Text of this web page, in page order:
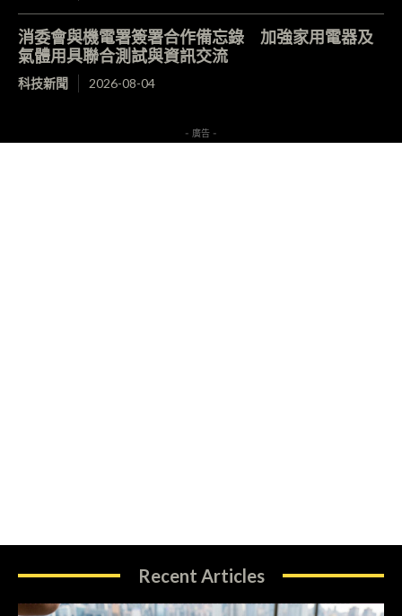
消委會與機電署簽署合作備忘錄 加強家用電器及
氣體用具聯合測試與資訊交流
科技新聞 2026-08-04
- 廣告 -
Recent Articles